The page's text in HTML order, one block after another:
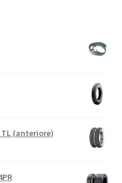
TL (anteriore)